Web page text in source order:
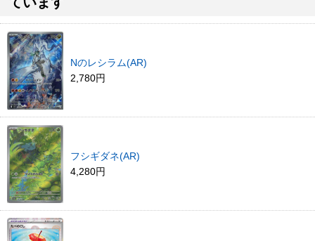
Nのレシラム(AR)
2,780円
フシギダネ(AR)
4,280円